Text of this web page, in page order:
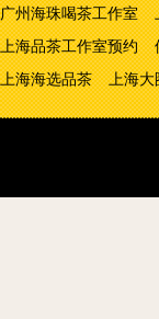
广州海珠喝茶工作室
上海品茶工作室预约
上海海选品茶
上海大